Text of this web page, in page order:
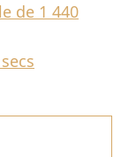
de 1 440